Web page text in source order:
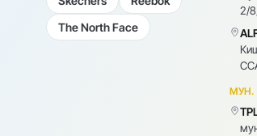
The North Face
2/
МУН.